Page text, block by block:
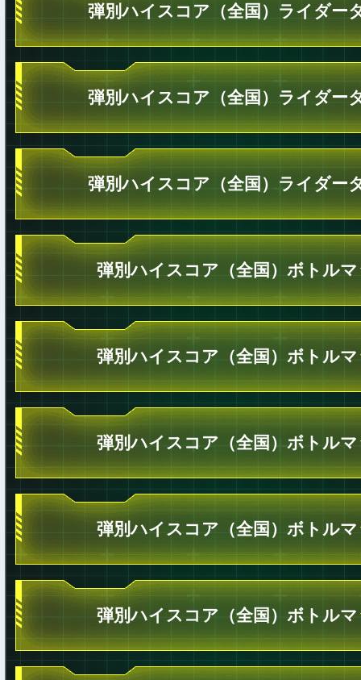
弾別ハイスコア（全国）ライダー
弾別ハイスコア（全国）ライダー
弾別ハイスコア（全国）ライダー
弾別ハイスコア（全国）ボトル
弾別ハイスコア（全国）ボトル
弾別ハイスコア（全国）ボトル
弾別ハイスコア（全国）ボトル
弾別ハイスコア（全国）ボトル